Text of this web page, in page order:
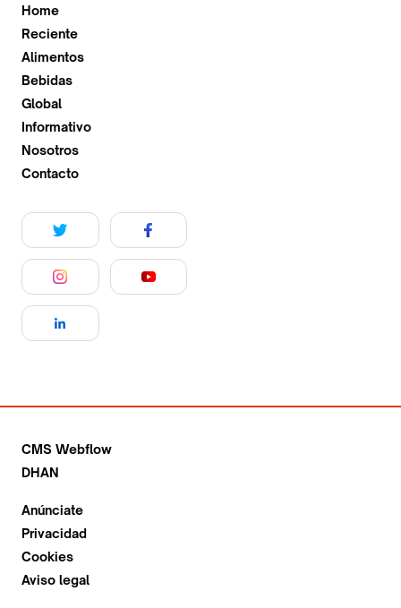
Home
Reciente
Alimentos
Bebidas
Global
Informativo
Nosotros
Contacto
CMS Webflow
DHAN
Anúnciate
Privacidad
Cookies
Aviso legal